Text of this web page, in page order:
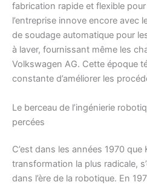
fabrication rapide et flexible
l’entreprise innove encore avec
de soudage automatique pour
à laver, fournissant même les
Volkswagen AG. Cette époque
constante d’améliorer les
Le berceau de l’ingénierie
percées
C’est dans les années 1970 que
transformation la plus radicale,
dans l’ère de la robotique. En